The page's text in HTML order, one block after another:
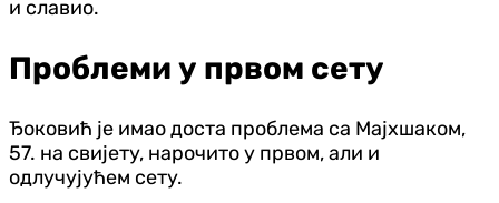
и славио.
Проблеми у првом сету
Ђоковић је имао доста проблема са Мајхшаком,
57. на свијету, нарочито у првом, али и
одлучујућем сету.